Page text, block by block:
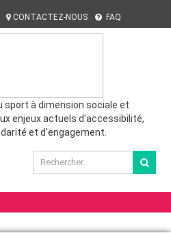
CONTACTEZ-NOUS FAQ
sport à dimension sociale et
enjeux actuels d'accessibilité,
et d'engagement.